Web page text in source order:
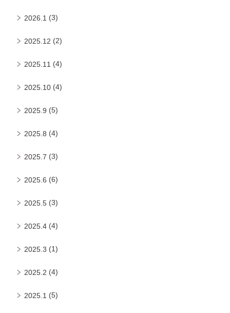
2026.1 (3)
2025.12 (2)
2025.11 (4)
2025.10 (4)
2025.9 (5)
2025.8 (4)
2025.7 (3)
2025.6 (6)
2025.5 (3)
2025.4 (4)
2025.3 (1)
2025.2 (4)
2025.1 (5)